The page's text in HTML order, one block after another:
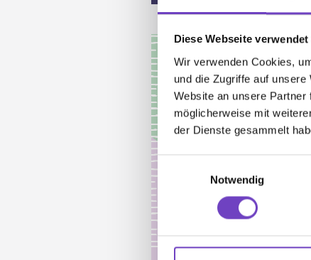
Diese Webseite
Wir verwenden Cookies,
und die Zugriffe auf
Website an unsere
möglicherweise mit
der Dienste gesammelt
Einwilligungsauswahl
Notwendig